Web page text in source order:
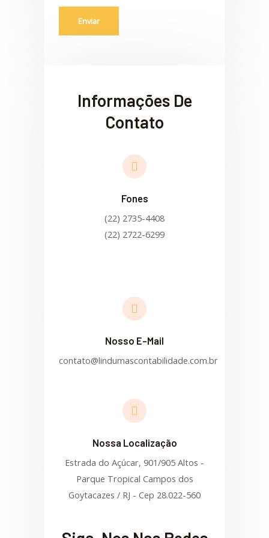
Enviar
Informações De
Contato
Fones
(22) 2735-4408
(22) 2722-6299
Nosso E-Mail
contato@lindumascontabilidade.com.br
Nossa Localização
Estrada do Açúcar, 901/905 Altos -
Parque Tropical Campos dos
Goytacazes / RJ - Cep 28.022-560